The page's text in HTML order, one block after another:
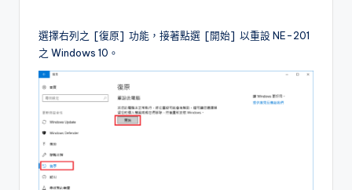
選擇右列之 [復原] 功能，接著點選 [開始] 以重設 NE-201
之 Windows 10。